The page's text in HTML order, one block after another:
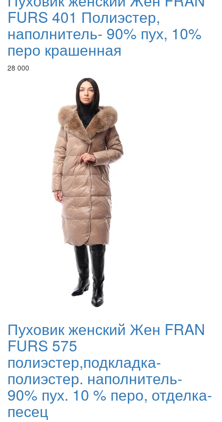
FURS 401 Полиэстер,
наполнитель- 90% пух, 10%
перо крашенная
28 000
Пуховик женский Жен FRAN
FURS 575
полиэстер,подкладка-
полиэстер. наполнитель-
90% пух. 10 % перо, отделка-
песец